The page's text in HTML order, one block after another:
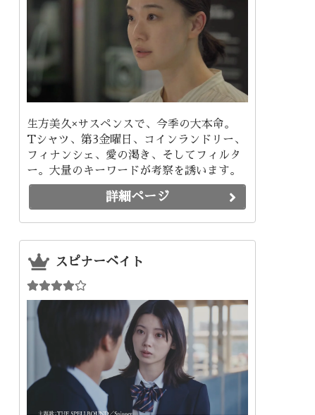
生方美久×サスペンスで、今季の大本命。
Tシャツ、第3金曜日、コインランドリー、
フィナンシェ、愛の渇き、そしてフィルタ
ー。大量のキーワードが考察を誘います。
詳細ページ
スピナーベイト